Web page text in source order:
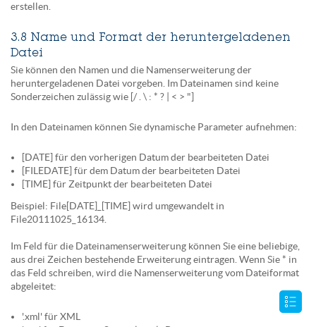
erstellen.
3.8 Name und Format der heruntergeladenen
Datei
Sie können den Namen und die Namenserweiterung der
heruntergeladenen Datei vorgeben. Im Dateinamen sind keine
Sonderzeichen zulässig wie [/ . \ : * ? | < > "]
In den Dateinamen können Sie dynamische Parameter aufnehmen:
[DATE] für den vorherigen Datum der bearbeiteten Datei
[FILEDATE] für dem Datum der bearbeiteten Datei
[TIME] für Zeitpunkt der bearbeiteten Datei
Beispiel: File[DATE]_[TIME] wird umgewandelt in
File20111025_16134.
Im Feld für die Dateinamenserweiterung können Sie eine beliebige,
aus drei Zeichen bestehende Erweiterung eintragen. Wenn Sie * in
das Feld schreiben, wird die Namenserweiterung vom Dateiformat
abgeleitet:
'.xml' für XML